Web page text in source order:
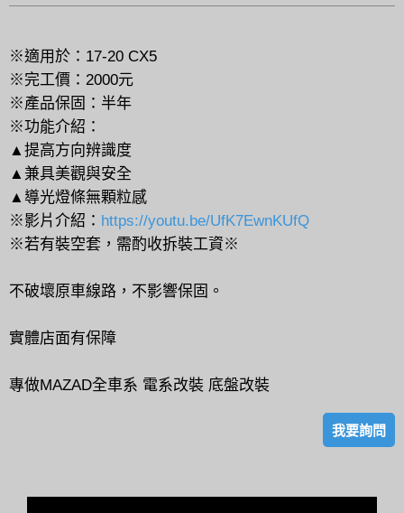
※適用於：17-20 CX5
※完工價：2000元
※產品保固：半年
※功能介紹：
▲提高方向辨識度
▲ 兼具美觀與安全
▲ 導光燈條無顆粒感
※影片介紹： https://youtu.be/UfK7EwnKUfQ
※若有裝空套，需酌收拆裝工資※
不破壞原車線路，不影響保固。
實體店面有保障
專做MAZAD全車系 電系改裝 底盤改裝
我要詢問